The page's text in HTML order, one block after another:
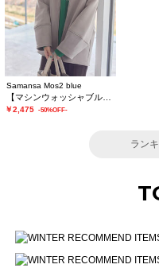
Samansa Mos2 blue
￥2,475 -50%OFF-
ラン